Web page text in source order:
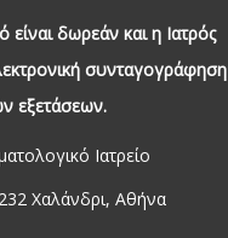
δωρεάν και η Ιατρός
συνταγογράφηση
εξετάσεων.
Ιατρείο
Χαλάνδρι, Αθήνα